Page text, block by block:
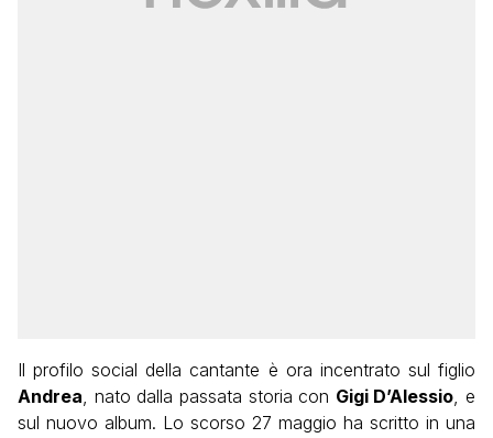
Il profilo social della cantante è ora incentrato sul figlio
Andrea, nato dalla passata storia con Gigi D’Alessio, e
sul nuovo album. Lo scorso 27 maggio ha scritto in una